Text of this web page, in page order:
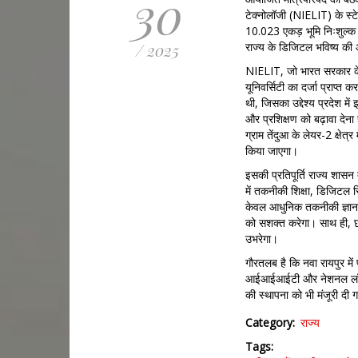
30
/ 2025
टेक्नोलॉजी (NIELIT) के
10.023 एकड़ भूमि निःशुल्क
राज्य के डिजिटल भविष्य की
NIELIT, जो भारत सरकार
यूनिवर्सिटी का दर्जा
थी, जिसका उद्देश्य प्रदेश में
और प्रशिक्षण को बढ़ावा
ग्राम तेंदुआ के लेयर-2 क्षेत्र
किया जाएगा।
इसकी प्रतिपूर्ति राज्य
में तकनीकी शिक्षा,
केवल आधुनिक तकनीकी ज्ञान
को सशक्त करेगा। साथ ही,
उभरेगा।
गौरतलब है कि नवा रायपुर
आईआईआईटी और नेशनल लॉ
की स्थापना को भी मंजूरी दी
Category राज्य
Tags